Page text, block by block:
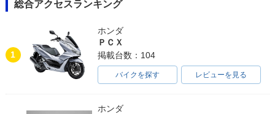
総合アクセスランキング
1
ホンダ
ＰＣＸ
掲載台数：104
バイクを探す レビューを見る
ホンダ